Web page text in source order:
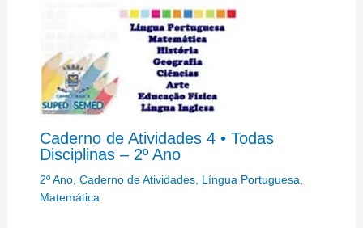
Caderno de Atividades 4 • Todas
Disciplinas – 2º Ano
2º Ano, Caderno de Atividades, Língua Portuguesa
Matemática